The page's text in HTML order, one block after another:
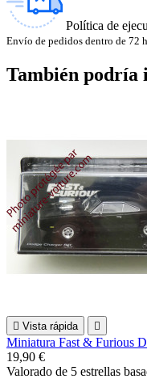
Política de
Envío de pedidos dentro de 72
También podría
 Vista rápida 
Miniatura Fast & Furious
19,90 €
Valorado de 5 estrellas